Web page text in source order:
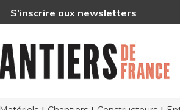
S’inscrire aux newsletters